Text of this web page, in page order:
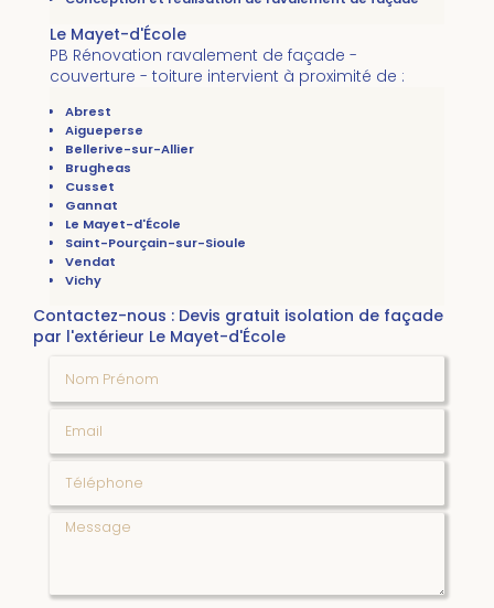
Le Mayet-d'École
PB Rénovation ravalement de façade -
couverture - toiture intervient à proximité de :
Abrest
Aigueperse
Bellerive-sur-Allier
Brugheas
Cusset
Gannat
Le Mayet-d'École
Saint-Pourçain-sur-Sioule
Vendat
Vichy
Contactez-nous : Devis gratuit isolation de façade
par l'extérieur Le Mayet-d'École
Message